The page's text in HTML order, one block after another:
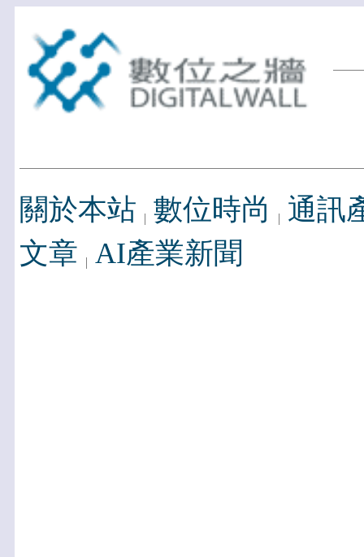
關於本站 數位時尚
通訊
文章 AI產業新聞